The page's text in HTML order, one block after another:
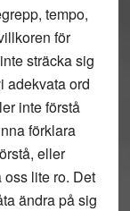
tempo,
för
sträcka sig
adekvata ord
inte förstå
förklara
eller
oss lite ro. Det
ändra på sig